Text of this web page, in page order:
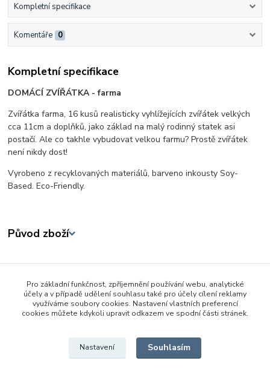
Kompletní specifikace
Komentáře 0
Kompletní specifikace
DOMÁCÍ ZVÍŘÁTKA - farma
Zvířátka farma, 16 kusů realisticky vyhlížejících zvířátek velkých
cca 11cm a doplňků, jako základ na malý rodinný statek asi
postačí. Ale co takhle vybudovat velkou farmu? Prostě zvířátek
není nikdy dost!
Vyrobeno z recyklovaných materiálů, barveno inkousty Soy-
Based. Eco-Friendly.
Původ zboží
Zboží zařazeno v kategoriích
3 - 6 let
Zvířátka a dinosauři
Pro základní funkčnost, zpříjemnění používání webu, analytické
účely a v případě udělení souhlasu také pro účely cílení reklamy
využíváme soubory cookies. Nastavení vlastních preferencí
cookies můžete kdykoli upravit odkazem ve spodní části stránek.
Nastavení Souhlasím